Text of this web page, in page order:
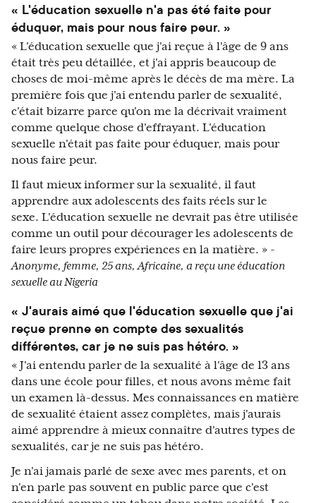
« L'éducation sexuelle n'a pas été faite pour
éduquer, mais pour nous faire peur. »
« L'éducation sexuelle que j'ai reçue à l'âge de 9 ans
était très peu détaillée, et j'ai appris beaucoup de
choses de moi-même après le décès de ma mère. La
première fois que j'ai entendu parler de sexualité,
c'était bizarre parce qu'on me la décrivait vraiment
comme quelque chose d'effrayant. L'éducation
sexuelle n'était pas faite pour éduquer, mais pour
nous faire peur.
Il faut mieux informer sur la sexualité, il faut
apprendre aux adolescents des faits réels sur le
sexe. L'éducation sexuelle ne devrait pas être utilisée
comme un outil pour décourager les adolescents de
faire leurs propres expériences en la matière. » -
Anonyme, femme, 25 ans, Africaine, a reçu une éducation
sexuelle au Nigeria
« J'aurais aimé que l'éducation sexuelle que j'ai
reçue prenne en compte des sexualités
différentes, car je ne suis pas hétéro. »
« J'ai entendu parler de la sexualité à l'âge de 13 ans
dans une école pour filles, et nous avons même fait
un examen là-dessus. Mes connaissances en matière
de sexualité étaient assez complètes, mais j'aurais
aimé apprendre à mieux connaître d'autres types de
sexualités, car je ne suis pas hétéro.
Je n'ai jamais parlé de sexe avec mes parents, et on
n'en parle pas souvent en public parce que c'est